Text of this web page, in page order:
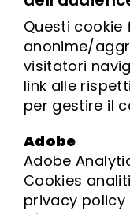
Questi
anonime/
visitatori
link alle
per gestire il
Adobe
Adobe
Cookies
privacy policy